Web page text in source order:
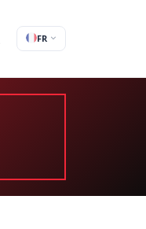
FR